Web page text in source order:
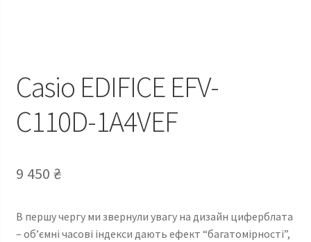
Casio EDIFICE EFV-
C110D-1A4VEF
9 450 ₴
В першу чергу ми звернули увагу на дизайн циферблата
– об’ємні часові індекси дають ефект “багатомірності”,